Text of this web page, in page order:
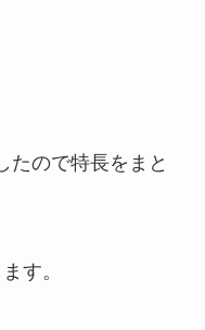
たので特長をまと
す。